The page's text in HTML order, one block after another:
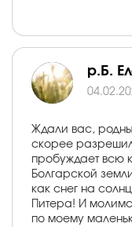
р.Б.
Ждали вас,
скорее
пробуждает всю
Болгарской
как снег на
Питера! И
по моему